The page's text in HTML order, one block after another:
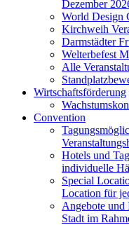
Dezember
World Design
Kirchweih
Darmstädter
Welterbefest
Alle
Wirtschaftsförderung
Convention
Hotels und
individuelle
Special
Location für
Angebote und
Stadt im